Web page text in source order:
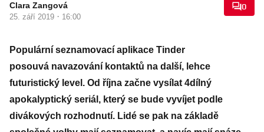
Clara Zangová
25. září 2019 · 16:00
0
Populární seznamovací aplikace Tinder
posouvá navazování kontaktů na další, lehce
futuristický level. Od října začne vysílat 4dílný
apokalyptický seriál, který se bude vyvíjet podle
divákových rozhodnutí. Lidé se pak na základě